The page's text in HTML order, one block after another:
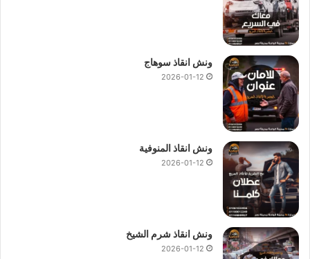
ونش انقاذ سوهاج
2026-01-12
ونش انقاذ المنوفية
2026-01-12
ونش انقاذ شرم الشيخ
2026-01-12